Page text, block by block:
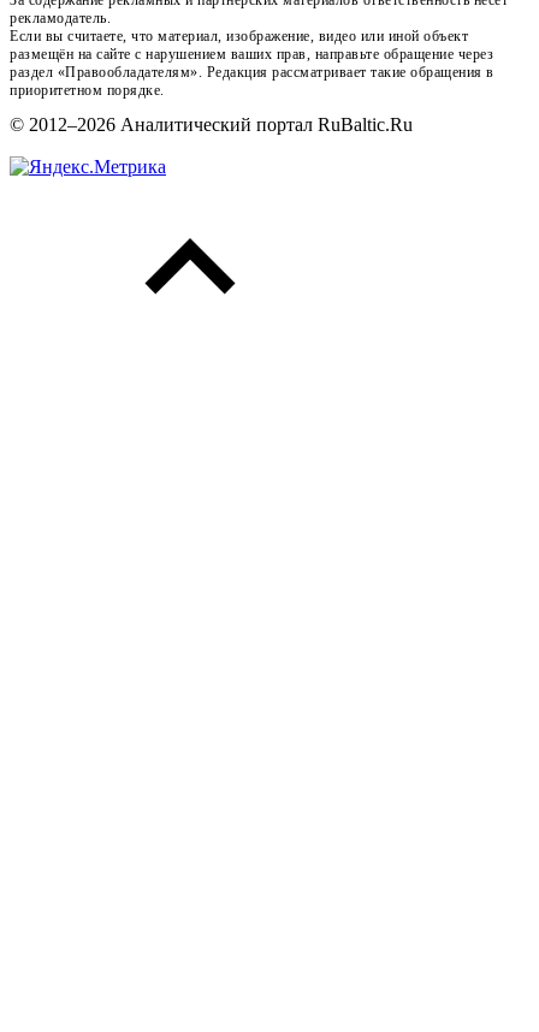
рекламодатель.
Если вы считаете, что материал, изображение, видео или иной объект
размещён на сайте с нарушением ваших прав, направьте обращение через
раздел «Правообладателям». Редакция рассматривает такие обращения в
приоритетном порядке.
© 2012–2026 Аналитический портал RuBaltic.Ru